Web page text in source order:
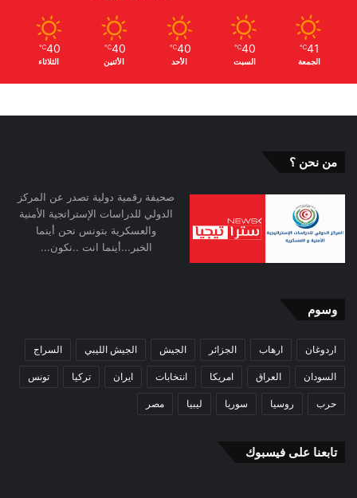
41
℃
الجمعة
40
℃
السبت
40
℃
الأحد
40
℃
الأثنين
40
℃
الثلاثاء
من نحن ؟
صحيفة رقمية دولية تصدر عن المركز
الدولي للدراسات الإستراتجية الأمنية
والعسكرية بتونس نحن أينما
الخبر...أينما انت ..نكون...
وسوم
اردوغان ارهاب الجزائر الجيش الجيش الليبي السراج
السودان العراق امريكا انتخابات ايران تركيا تونس
حرب روسيا سوريا ليبيا مصر
تابعنا على فيسبوك